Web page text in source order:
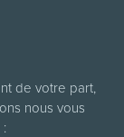
de votre part,
nous vous
: